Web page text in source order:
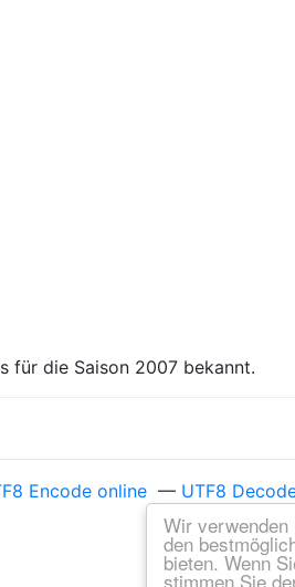
Wir
den
bieten. Wenn
stimmen Sie
für die Saison 2007 bekannt.
Encode online — UTF8